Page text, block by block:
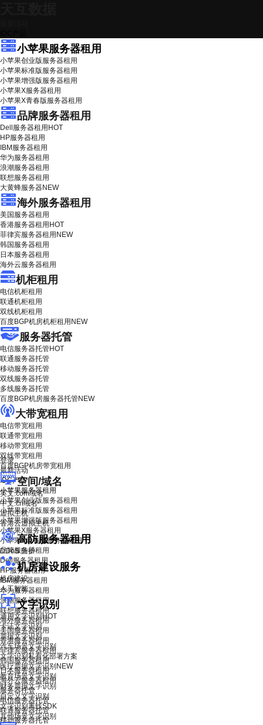
小苹果服务器租用
小苹果创业版服务器租用
小苹果标准版服务器租用
小苹果增强版服务器租用
小苹果X服务器租用
小苹果X青春版服务器租用
品牌服务器租用
Dell服务器租用 HOT
HP服务器租用
IBM服务器租用
华为服务器租用
浪潮服务器租用
联想服务器租用
大黄蜂服务器NEW
海外服务器租用
美国服务器租用
香港服务器租用 HOT
菲律宾服务器租用 NEW
韩国服务器租用
日本服务器租用
海外云服务器租用
机柜租用
电信机柜租用
联通机柜租用
双线机柜租用
百度BGP机房机柜租用 NEW
服务器托管
电信服务器托管HOT
联通服务器托管
移动服务器托管
双线服务器托管
多线服务器托管
百度BGP机房服务器托管NEW
大带宽租用
电信带宽租用
联通带宽租用
移动带宽租用
双线带宽租用
百度BGP机房带宽租用
空间/域名
英文.com域名
中文.cn域名
虚拟主机
香港云虚拟主机
高防服务器租用
DDoS 防护
机房建设服务
机房建设
人工智能
文字识别
通用文字识别 HOT
卡证文字识别
票据文字识别
汽车场景文字识别
文字识别私有化部署方案
医疗票据文字识别 NEW
教育场景文字识别
财务票据文字识别
自定义文字识别
文字识别离线SDK
其他场景文字识别
登录
最新活动
IDC产品
小苹果服务器租用
小苹果创业版服务器租用
小苹果标准版服务器租用
小苹果增强版服务器租用
小苹果X服务器租用
小苹果X青春版服务器租用
品牌服务器租用
Dell服务器租用
HP服务器租用
IBM服务器租用
华为服务器租用
浪潮服务器租用
联想服务器租用
海外服务器租用
美国服务器租用
香港服务器租用
菲律宾服务器租用
韩国服务器租用
日本服务器租用
海外云服务器租用
服务器托管
电信服务器托管
联通服务器托管
移动服务器托管